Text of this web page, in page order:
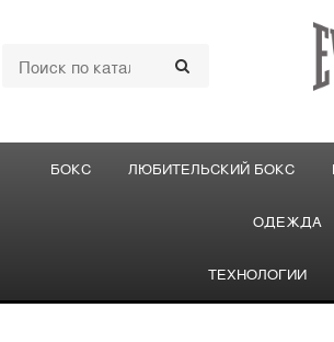
БОКС ЛЮБИТЕЛЬСКИЙ БОКС
ОДЕЖДА
ТЕХНОЛОГИИ